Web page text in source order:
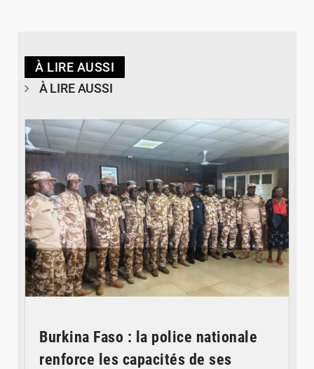
À LIRE AUSSI
À LIRE AUSSI
Burkina Faso : la police nationale
renforce les capacités de ses